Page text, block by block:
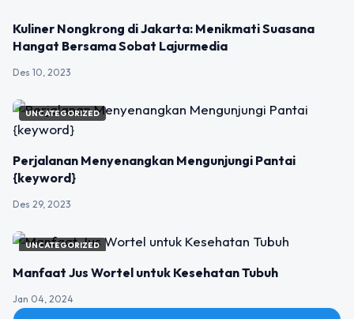
Kuliner Nongkrong di Jakarta: Menikmati Suasana
Hangat Bersama Sobat Lajurmedia
Des 10, 2023
UNCATEGORIZED
Perjalanan Menyenangkan Mengunjungi Pantai
{keyword}
Des 29, 2023
UNCATEGORIZED
Manfaat Jus Wortel untuk Kesehatan Tubuh
Jan 04, 2024